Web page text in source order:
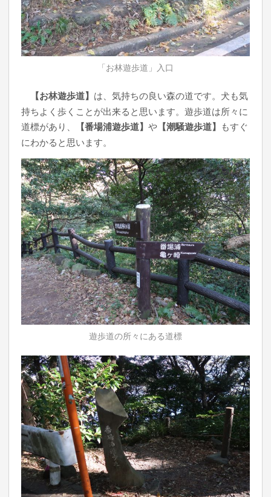
「お林遊歩道」入口
【お林遊歩道】 は、気持ちの良い森の道です。犬も気
持ちよく歩くことが出来ると思います。遊歩道は所々に
道標があり、
【番場浦遊歩道】 や 【潮騒遊歩道】 もすぐ
にわかると思います。
遊歩道の所々にある道標